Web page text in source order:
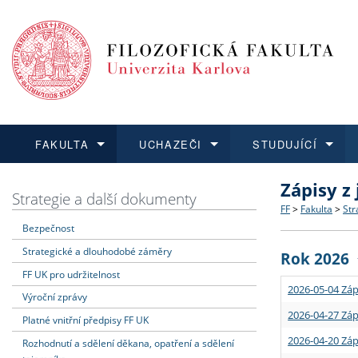
FAKULTA
Dozvědět se více
Struktura
Strategie
Podpora
UCHAZEČI
Podat přihlášku
Co
Učitelské
STUDUJÍCÍ
Dozvědět se více
Rigorózní
Dozvědět se více
O vědě a
Granty a
Dozvědět se více
Aktuální
Strategie a další dokumenty
Bezpečnost
Strategické a dlouhodobé záměry
FF UK pro udržitelnost
Výroční zprávy
Platné vnitřní předpisy FF UK
Rozhodnutí a sdělení děkana, opatření a sdělení
Zápisy
FF > Fakulta >
Rok 2026
2026-05-04
2026-04-27
2026-04-20